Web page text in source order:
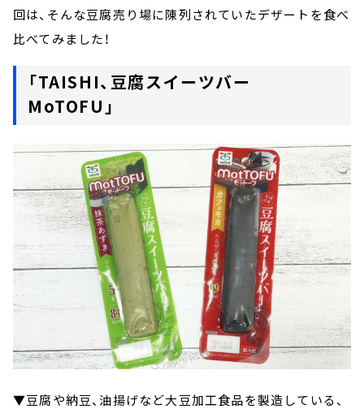
回は、そんな豆腐売り場に陳列されていたデザートを食べ
比べてみました！
「TAISHI、豆腐スイーツバー
MoTOFU」
▼豆腐や納豆、油揚げなど大豆加工食品を製造している、